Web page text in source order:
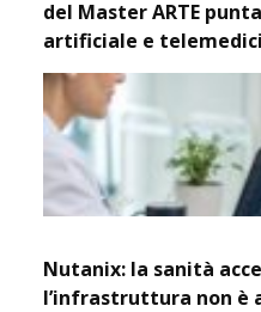
del Master ARTE
artificiale e
Nutanix: la sanità
l’infrastruttura non è